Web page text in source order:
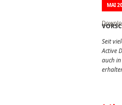
MAI
Seit
Active
auch